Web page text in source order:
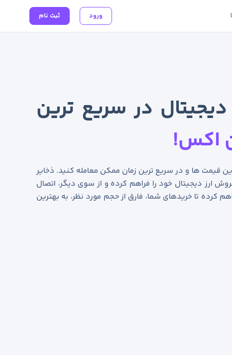
ورود ثبت نام
در سریع ترین
اکس!
قیمت ها و در سریع ترین زمان ممکن معامله کنید. ذخایر
ارز دیجیتال خود را فراهم کرده و از سوی دیگر، اتصال
کرده تا خریدهای شما، فارق از حجم مورد نظر، به بهترین